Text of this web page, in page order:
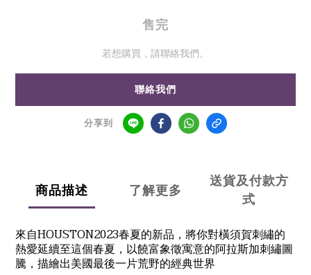
售完
若想購買，請聯絡我們。
聯絡我們
分享到
商品描述 了解更多
送貨及付款方
式
來自HOUSTON2023春夏的新品，將你對橫須賀刺繡的
熱愛延續至這個春夏，以饒富象徵寓意的阿拉斯加刺繡圖
騰，描繪出美國最後一片荒野的經典世界